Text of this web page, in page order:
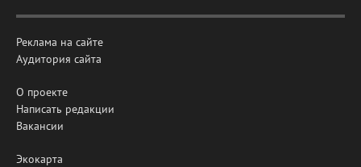
Реклама на сайте
Аудитория сайта
О проекте
Написать редакции
Вакансии
Экокарта